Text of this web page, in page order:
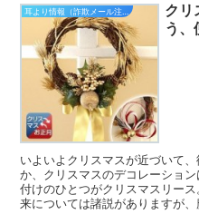
耳より情報（詐欺メール注意報）
クリ
う、
いよいよクリスマスが近づいて
か、クリスマスのデコレーショ
付けのひとつがクリスマスリー
来については諸説がありますが